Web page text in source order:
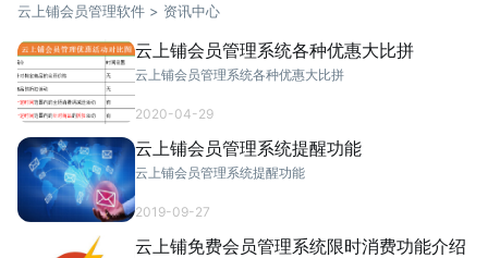
云上铺会员管理软件 > 资讯中心
云上铺会员管理系统各种优惠大比拼
云上铺会员管理系统各种优惠大比拼
2020-04-29
云上铺会员管理系统提醒功能
云上铺会员管理系统提醒功能
2019-09-27
云上铺免费会员管理系统限时消费功能介绍